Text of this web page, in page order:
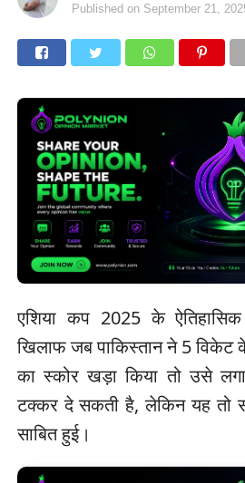
Published on September 21,
एशिया कप 2025 के
खिलाफ जब पाकिस्तान ने 5 विकेट
का स्कोर खड़ा किया तो उसे
टक्कर दे सकती है, लेकिन यह तो
साबित हुई।